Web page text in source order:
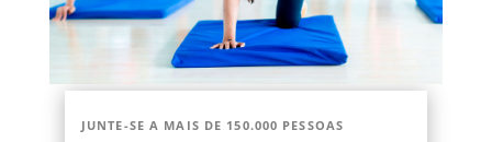
JUNTE-SE A MAIS DE 150.000 PESSOAS